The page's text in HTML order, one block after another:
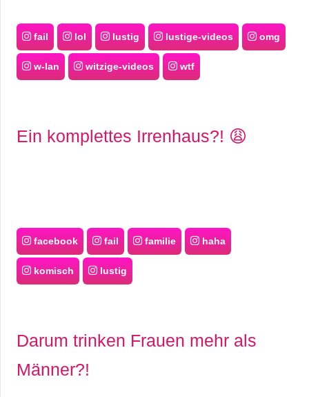
fail lol lustig lustige-videos omg
w-lan witzige-videos wtf
Ein komplettes Irrenhaus?! 😩
facebook fail familie haha
komisch lustig
Darum trinken Frauen mehr als
Männer?!